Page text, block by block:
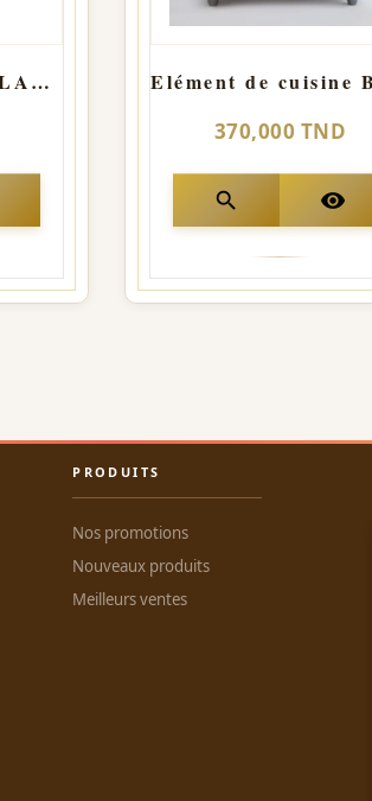
CAISSON BASCULANT 4 PORTES
370,000 TND
search visibility
PRODUITS
Nos promotions
Nouveaux produits
Meilleurs ventes